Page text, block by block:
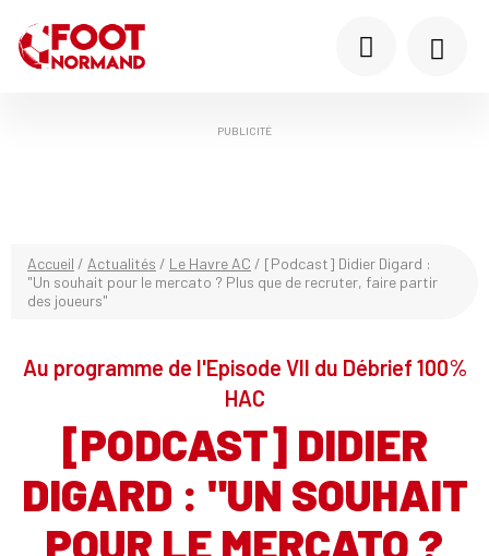
PUBLICITÉ
Accueil / Actualités / Le Havre AC / [Podcast] Didier Digard :
"Un souhait pour le mercato ? Plus que de recruter, faire partir
des joueurs"
Au programme de l'Episode VII du Débrief 100%
HAC
[PODCAST] DIDIER
DIGARD : "UN SOUHAIT
POUR LE MERCATO ?